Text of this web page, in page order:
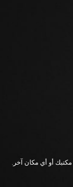
أو أي مكان آخر.